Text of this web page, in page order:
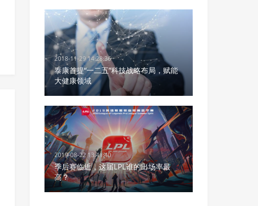
2018-11-29 14:28:36
泰康首提“一二五”科技战略布局，赋能
大健康领域
2019-08-22 13:41:40
季后赛临近，这届LPL谁的出场率最
高？